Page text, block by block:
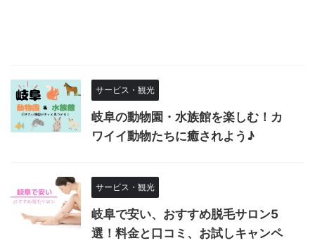
サービス・観光
岐阜の動物園・水族館を楽しむ！カ
ワイイ動物たちに癒されよう♪
サービス・観光
岐阜で安い、おすすめ脱毛サロン5
選！料金と口コミ、お試しキャンペ